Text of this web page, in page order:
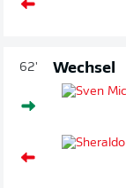
62' Wechsel